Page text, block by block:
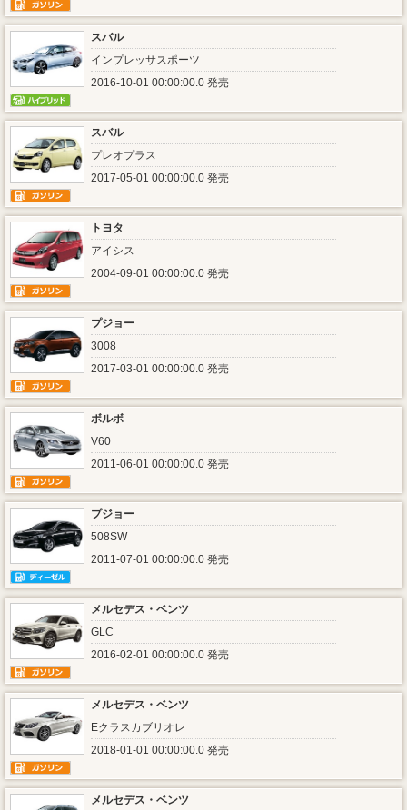
スバル
インプレッサスポーツ
2016-10-01 00:00:00.0 発売
スバル
プレオプラス
2017-05-01 00:00:00.0 発売
トヨタ
アイシス
2004-09-01 00:00:00.0 発売
プジョー
3008
2017-03-01 00:00:00.0 発売
ボルボ
V60
2011-06-01 00:00:00.0 発売
プジョー
508SW
2011-07-01 00:00:00.0 発売
メルセデス・ベンツ
GLC
2016-02-01 00:00:00.0 発売
メルセデス・ベンツ
Eクラスカブリオレ
2018-01-01 00:00:00.0 発売
メルセデス・ベンツ